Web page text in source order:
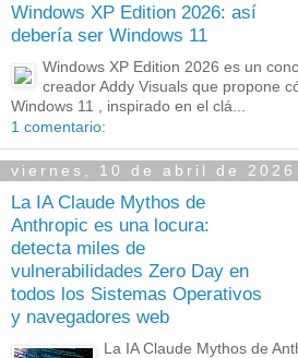
Windows XP Edition 2026: así
debería ser Windows 11
Windows XP Edition 2026 es un
creador Addy Visuals que propone
Windows 11 , inspirado en el clá...
1 comentario:
viernes, 10 de abril de 2026
La IA Claude Mythos de
Anthropic es una locura:
detecta miles de
vulnerabilidades Zero Day en
todos los Sistemas Operativos
y navegadores web
La IA Claude Mythos de